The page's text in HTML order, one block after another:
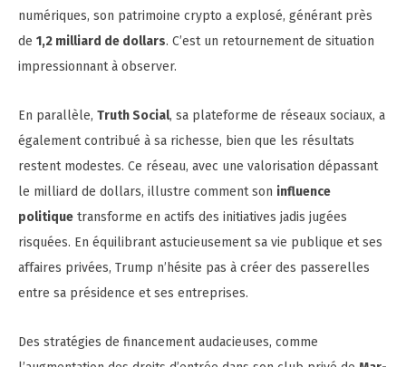
numériques, son patrimoine crypto a explosé, générant près
de 1,2 milliard de dollars. C’est un retournement de situation
impressionnant à observer.
En parallèle, Truth Social, sa plateforme de réseaux sociaux, a
également contribué à sa richesse, bien que les résultats
restent modestes. Ce réseau, avec une valorisation dépassant
le milliard de dollars, illustre comment son influence
politique transforme en actifs des initiatives jadis jugées
risquées. En équilibrant astucieusement sa vie publique et ses
affaires privées, Trump n’hésite pas à créer des passerelles
entre sa présidence et ses entreprises.
Des stratégies de financement audacieuses, comme